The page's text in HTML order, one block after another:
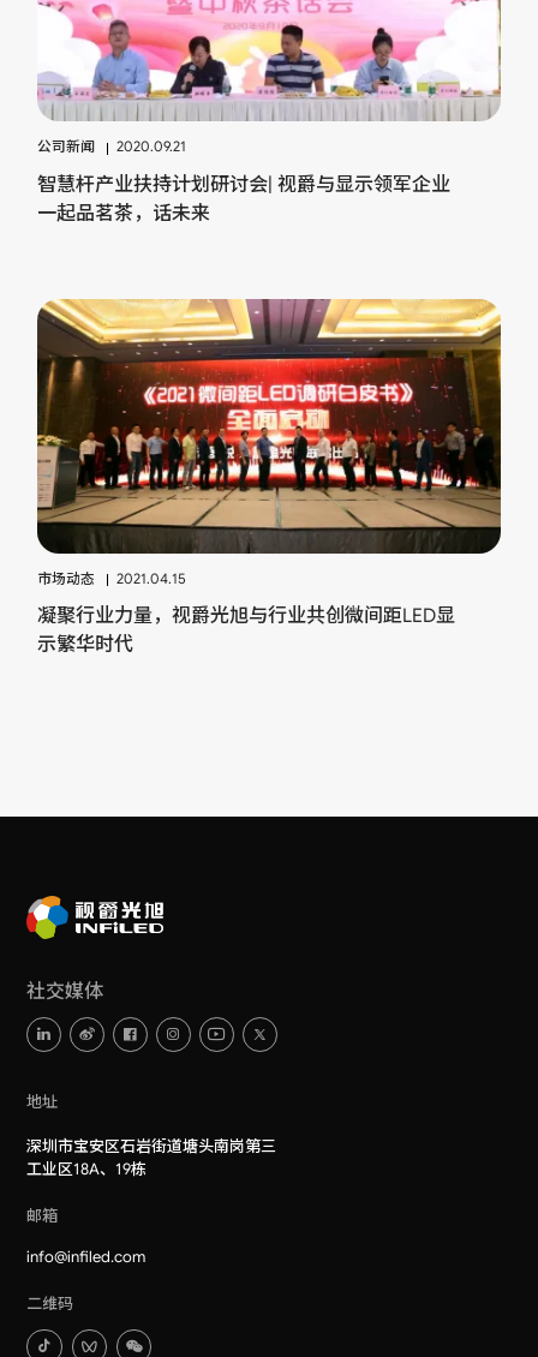
公司新闻 2020.09.21
智慧杆产业扶持计划研讨会| 视爵与显示领军企业
一起品茗茶，话未来
市场动态 2021.04.15
凝聚行业力量，视爵光旭与行业共创微间距LED显
示繁华时代
社交媒体
地址
深圳市宝安区石岩街道塘头南岗第三
工业区18A、19栋
邮箱
info@infiled.com
二维码